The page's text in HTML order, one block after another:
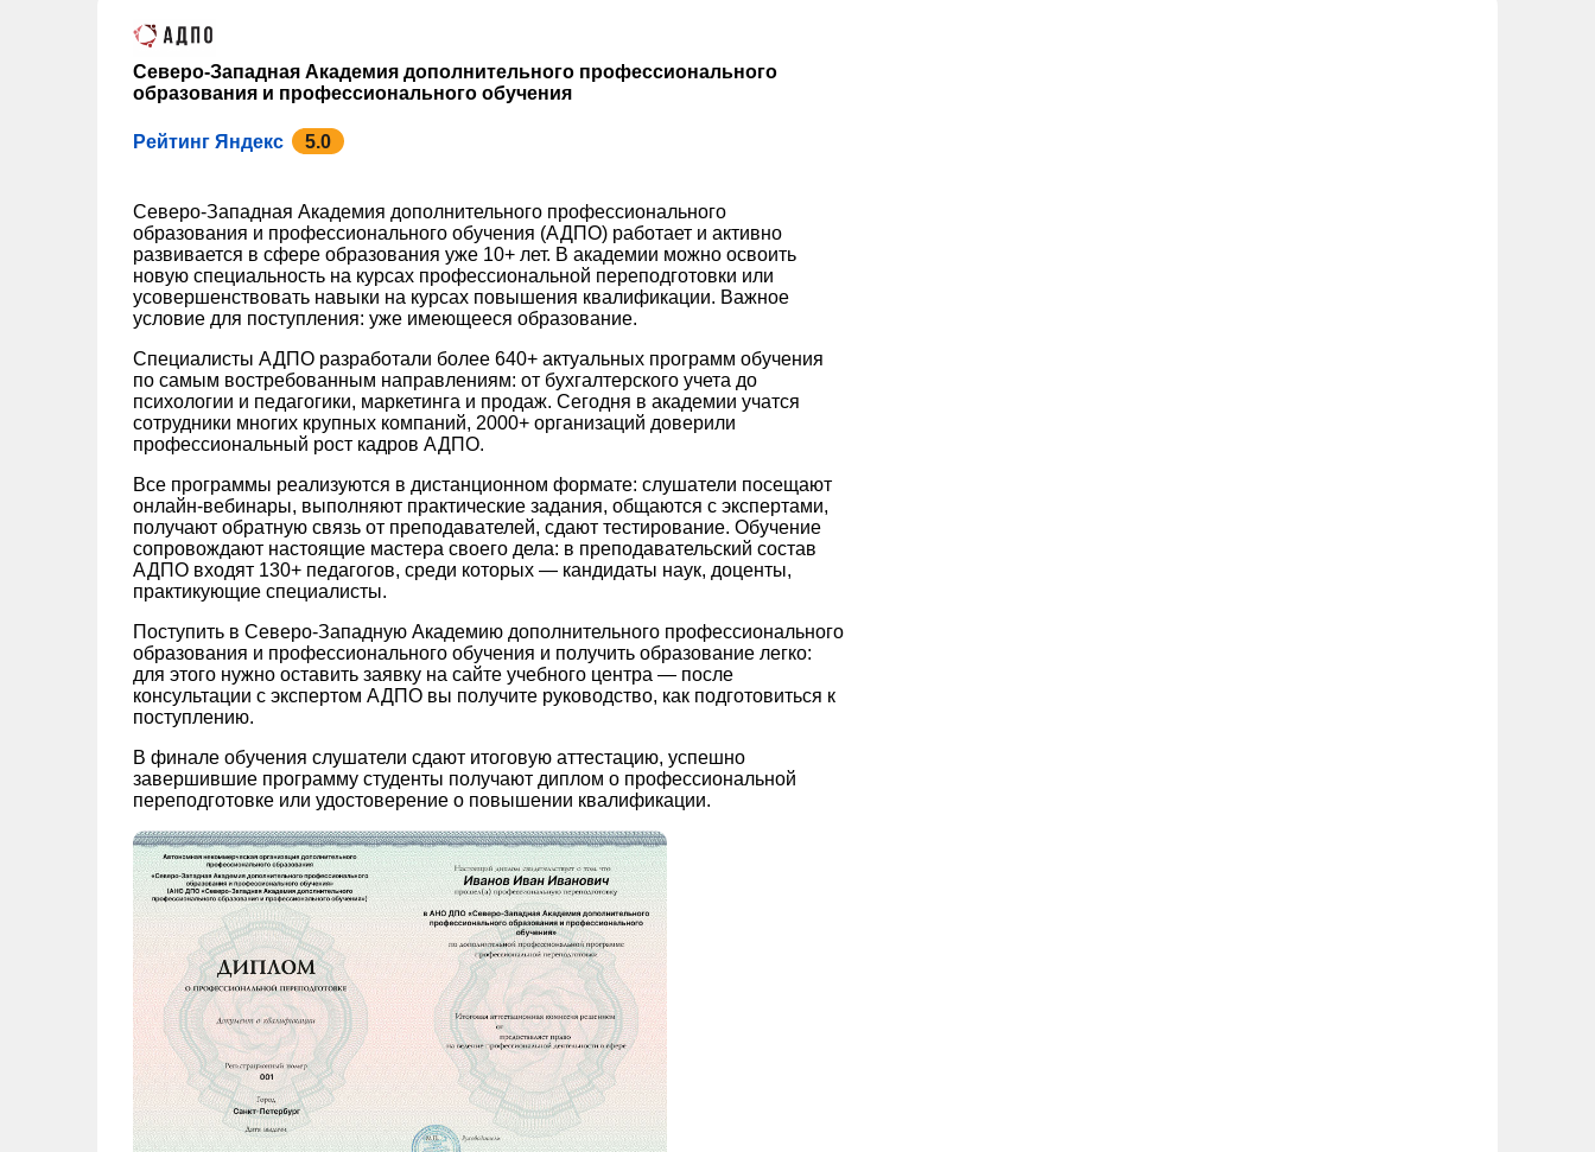
Северо-Западная Академия дополнительного профессионального
образования и профессионального обучения
Рейтинг Яндекс 5.0
Северо-Западная Академия дополнительного профессионального
образования и профессионального обучения (АДПО) работает и активно
развивается в сфере образования уже 10+ лет. В академии можно освоить
новую специальность на курсах профессиональной переподготовки или
усовершенствовать навыки на курсах повышения квалификации. Важное
условие для поступления: уже имеющееся образование.
Специалисты АДПО разработали более 640+ актуальных программ обучения
по самым востребованным направлениям: от бухгалтерского учета до
психологии и педагогики, маркетинга и продаж. Сегодня в академии учатся
сотрудники многих крупных компаний, 2000+ организаций доверили
профессиональный рост кадров АДПО.
Все программы реализуются в дистанционном формате: слушатели посещают
онлайн-вебинары, выполняют практические задания, общаются с экспертами,
получают обратную связь от преподавателей, сдают тестирование. Обучение
сопровождают настоящие мастера своего дела: в преподавательский состав
АДПО входят 130+ педагогов, среди которых — кандидаты наук, доценты,
практикующие специалисты.
Поступить в Северо-Западную Академию дополнительного профессионального
образования и профессионального обучения и получить образование легко:
для этого нужно оставить заявку на сайте учебного центра — после
консультации с экспертом АДПО вы получите руководство, как подготовиться к
поступлению.
В финале обучения слушатели сдают итоговую аттестацию, успешно
завершившие программу студенты получают диплом о профессиональной
переподготовке или удостоверение о повышении квалификации.